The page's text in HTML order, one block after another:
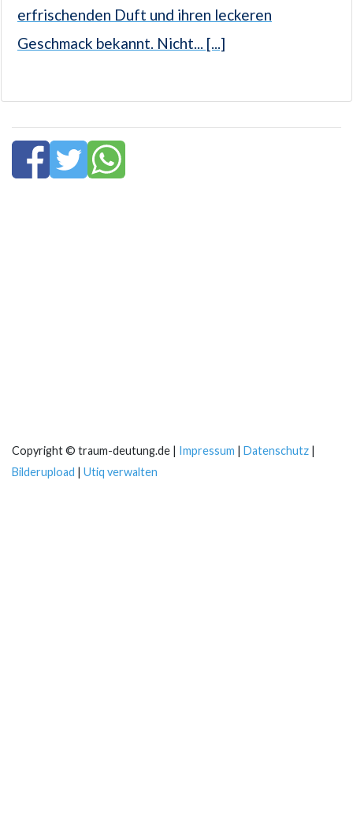
erfrischenden Duft und ihren leckeren
Geschmack bekannt. Nicht... [...]
Copyright © traum-deutung.de | Impressum | Datenschutz |
Bilderupload | Utiq verwalten